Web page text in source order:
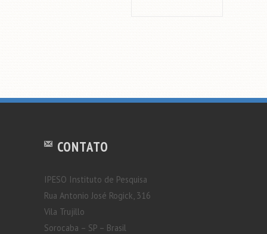
CONTATO
IPESO Instituto de Pesquisa
Rua Antonio José Rogick, 316
Vila Trujillo
Sorocaba – SP – Brasil